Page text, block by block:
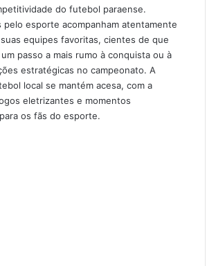
do futebol paraense.
pelo esporte acompanham atentamente
equipes favoritas, cientes de que
passo a mais rumo à conquista ou à
estratégicas no campeonato. A
local se mantém acesa, com a
eletrizantes e momentos
os fãs do esporte.